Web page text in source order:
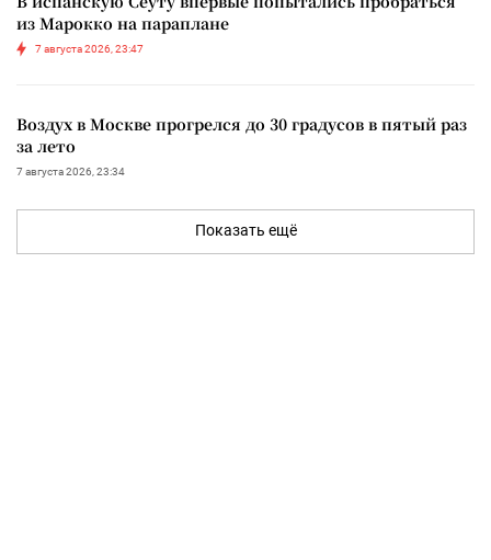
из Марокко на параплане
7 августа 2026, 23:47
Воздух в Москве прогрелся до 30 градусов в пятый раз
за лето
7 августа 2026, 23:34
Показать ещё